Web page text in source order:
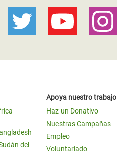
del
Apoya nuestro trabajo
Haz un Donativo
Nuestras Campañas
Empleo
Voluntariado